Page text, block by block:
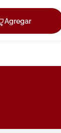
Agregar